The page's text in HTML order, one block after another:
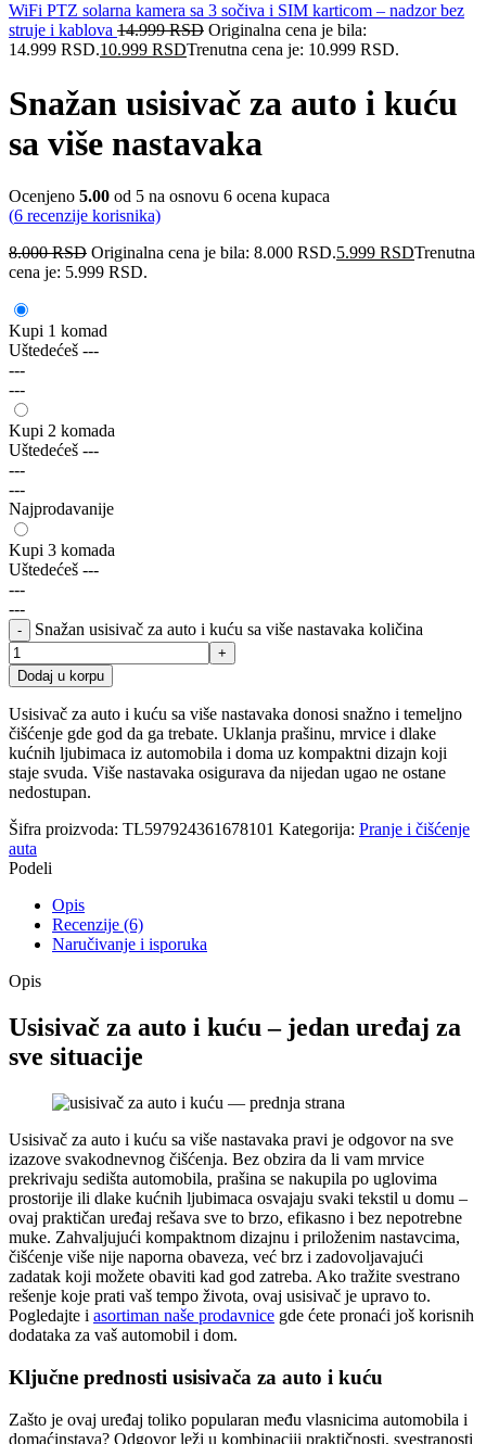
WiFi PTZ solarna kamera sa 3 sočiva i SIM karticom – nadzor bez
struje i kablova 14.999RSD Originalna cena je bila:
14.999 RSD.10.999 RSDTrenutna cena je: 10.999 RSD.
Snažan usisivač za auto i kuću
sa više nastavaka
Ocenjeno 5.00 od 5 na osnovu 6 ocena kupaca
(6 recenzije korisnika)
8.000RSD Originalna cena je bila: 8.000 RSD.5.999 RSDTrenutna
cena je: 5.999 RSD.
Kupi 1 komad
Uštedećeš ---
---
---
Kupi 2 komada
Uštedećeš ---
---
---
Najprodavanije
Kupi 3 komada
Uštedećeš ---
---
---
Snažan usisivač za auto i kuću sa više nastavaka količina
Dodaj u korpu
Usisivač za auto i kuću sa više nastavaka donosi snažno i temeljno
čišćenje gde god da ga trebate. Uklanja prašinu, mrvice i dlake
kućnih ljubimaca iz automobila i doma uz kompaktni dizajn koji
staje svuda. Više nastavaka osigurava da nijedan ugao ne ostane
nedostupan.
Šifra proizvoda: TL597924361678101 Kategorija: Pranje i čišćenje
auta
Podeli
Opis
Recenzije (6)
Naručivanje i isporuka
Opis
Usisivač za auto i kuću – jedan uređaj za
sve situacije
Usisivač za auto i kuću sa više nastavaka pravi je odgovor na sve
izazove svakodnevnog čišćenja. Bez obzira da li vam mrvice
prekrivaju sedišta automobila, prašina se nakupila po uglovima
prostorije ili dlake kućnih ljubimaca osvajaju svaki tekstil u domu –
ovaj praktičan uređaj rešava sve to brzo, efikasno i bez nepotrebne
muke. Zahvaljujući kompaktnom dizajnu i priloženim nastavcima,
čišćenje više nije naporna obaveza, već brz i zadovoljavajući
zadatak koji možete obaviti kad god zatreba. Ako tražite svestrano
rešenje koje prati vaš tempo života, ovaj usisivač je upravo to.
Pogledajte i asortiman naše prodavnice gde ćete pronaći još korisnih
dodataka za vaš automobil i dom.
Ključne prednosti usisivača za auto i kuću
Zašto je ovaj uređaj toliko popularan među vlasnicima automobila i
domaćinstava? Odgovor leži u kombinaciji praktičnosti, svestranosti